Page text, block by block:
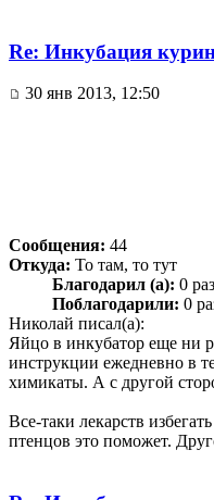
Re: Инкубация
30 янв 2013, 12:50
Сообщения: 44
Откуда: То там, то тут
Благодарил (а): 0
Поблагодарили: 0
Николай писал(а):
Яйцо в инкубатор еще ни
инструкции ежедневно в
химикаты. А с другой
Все-таки лекарств
птенцов это поможет.